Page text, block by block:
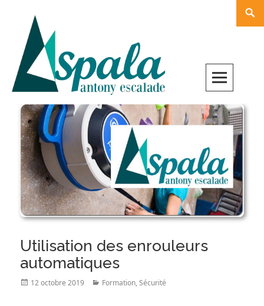
content
Utilisation des enrouleurs
automatiques
Posted
12 octobre 2019 Categories
Formation,Sécurité